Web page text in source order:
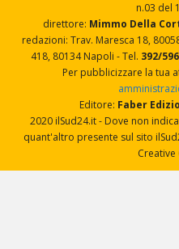
n.03 del
direttore: Mimmo Della
redazioni: Trav. Maresca 18,
418, 80134 Napoli - Tel. 392/
Per pubblicizzare la tua
Editore: Faber
2020 ilSud24.it - Dove non
quant'altro presente sul sito